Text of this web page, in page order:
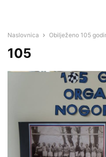
Naslovnica Obilježeno 105
105